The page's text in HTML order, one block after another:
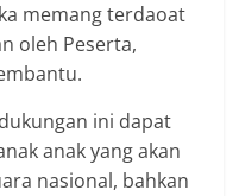
memang terdaoat
oleh Peserta,
ini dapat
anak yang akan
nasional, bahkan